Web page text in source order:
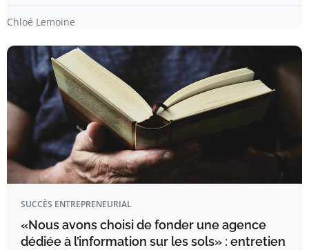
Chloé Lemoine
SUCCÈS ENTREPRENEURIAL
«Nous avons choisi de fonder une agence
dédiée à l’information sur les sols» : entretien